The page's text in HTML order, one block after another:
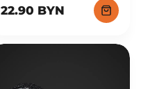
22.90 BYN